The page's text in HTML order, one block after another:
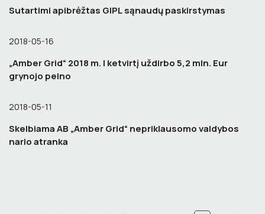
Sutartimi apibrėžtas GIPL sąnaudų paskirstymas
2018-05-16
„Amber Grid“ 2018 m. I ketvirtį uždirbo 5,2 mln. Eur
grynojo pelno
2018-05-11
Skelbiama AB „Amber Grid“ nepriklausomo valdybos
nario atranka